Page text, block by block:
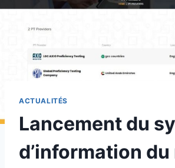
ACTUALITÉS
Lancement du
d’information du